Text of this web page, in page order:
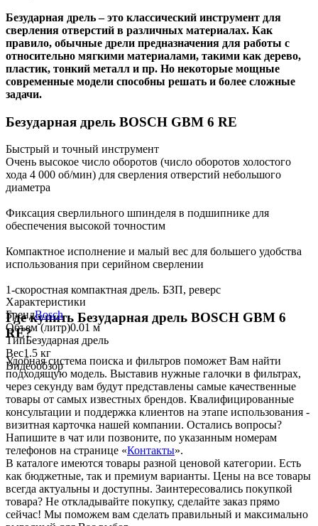
Безударная дрель – это классический инструмент для
сверления отверстий в различных материалах. Как
правило, обычные дрели предназначения для работы с
относительно мягкими материалами, такими как дерево,
пластик, тонкий металл и пр. Но некоторые мощные
современные модели способны решать и более сложные
задачи.
Безударная дрель BOSCH GBM 6 RE
Быстрый и точный инструмент
Очень высокое число оборотов (число оборотов холостого
хода 4 000 об/мин) для сверления отверстий небольшого
диаметра
Фиксация сверлильного шпинделя в подшипнике для
обеспечения высокой точностим
Компактное исполнение и малый вес для большего удобства
использования при серийном сверлении
1-скоростная компактная дрель. БЗП, реверс
Где купить Безударная дрель BOSCH GBM 6
RE?
Удобная система поиска и фильтров поможет Вам найти
подходящую модель. Выставив нужные галочки в фильтрах,
через секунду вам будут представлены самые качественные
товары от самых известных брендов. Квалифицированные
консультации и поддержка клиентов на этапе использования -
визитная карточка нашей компании. Остались вопросы?
Напишите в чат или позвоните, по указанным номерам
телефонов на странице «Контакты».
В каталоге имеются товары разной ценовой категории. Есть
как бюджетные, так и премиум варианты. Цены на все товары
всегда актуальны и доступны. Заинтересовались покупкой
товара? Не откладывайте покупку, сделайте заказ прямо
сейчас! Мы поможем вам сделать правильный и максимально
Характеристики
БрендBosch
Объем (литр)0.01 м
ТипБезударная дрель
Вес1.5 кг
Видеообзор